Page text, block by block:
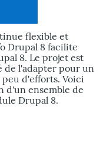
flexible et
Drupal 8 facilite
8. Le projet est
de l'adapter pour un
d'efforts. Voici
ensemble de
Drupal 8.